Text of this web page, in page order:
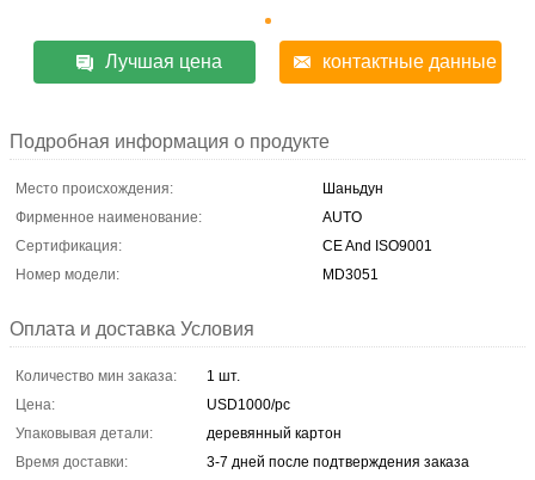
Лучшая цена контактные данные
Подробная информация о продукте
Место происхождения:
Шаньдун
Фирменное наименование:
AUTO
Сертификация:
CE And ISO9001
Номер модели:
MD3051
Оплата и доставка Условия
Количество мин заказа:
1 шт.
Цена:
USD1000/pc
Упаковывая детали:
деревянный картон
Время доставки:
3-7 дней после подтверждения заказа